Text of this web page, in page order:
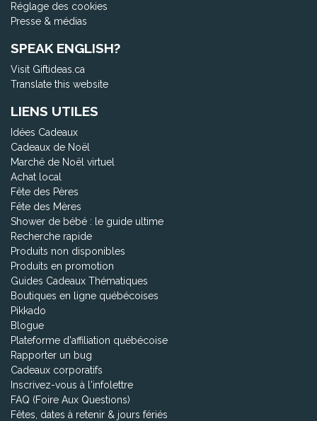
Réglage des cookies
Presse & médias
SPEAK ENGLISH?
Visit Giftideas.ca
Translate this website
LIENS UTILES
Idées Cadeaux
Cadeaux de Noël
Marché de Noël virtuel
Achat local
Fête des Pères
Fête des Mères
Shower de bébé : le guide ultime
Recherche rapide
Produits non disponibles
Produits en promotion
Guides Cadeaux Thématiques
Boutiques en ligne québécoises
Pikkado
Blogue
Plateforme d'affiliation québécoise
Rapporter un bug
Cadeaux corporatifs
Inscrivez-vous à l'infolettre
FAQ (Foire Aux Questions)
Fêtes, dates à retenir & jours fériés